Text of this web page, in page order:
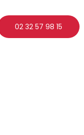
02 32 57 98 15